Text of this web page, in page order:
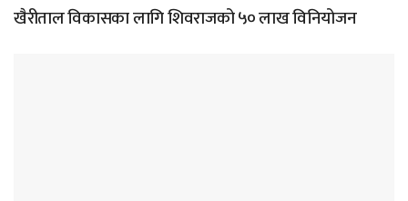
खैरीताल विकासका लागि शिवराजको ५० लाख विनियोजन